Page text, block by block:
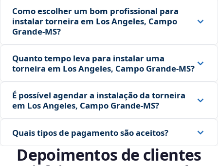
Como escolher um bom profissional para
instalar torneira em Los Angeles, Campo
Grande‑MS?
Quanto tempo leva para instalar uma
torneira em Los Angeles, Campo Grande‑MS?
É possível agendar a instalação da torneira
em Los Angeles, Campo Grande‑MS?
Quais tipos de pagamento são aceitos?
Depoimentos de clientes